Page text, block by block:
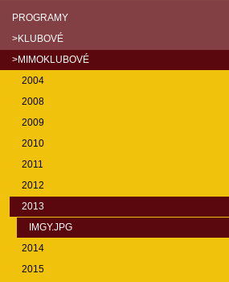
PROGRAMY
>KLUBOVÉ
>MIMOKLUBOVÉ
2004
2008
2009
2010
2011
2012
2013
IMGY.JPG
2014
2015